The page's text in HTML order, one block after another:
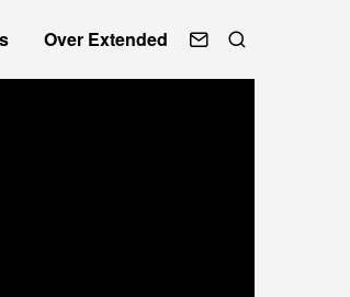
Over Extended